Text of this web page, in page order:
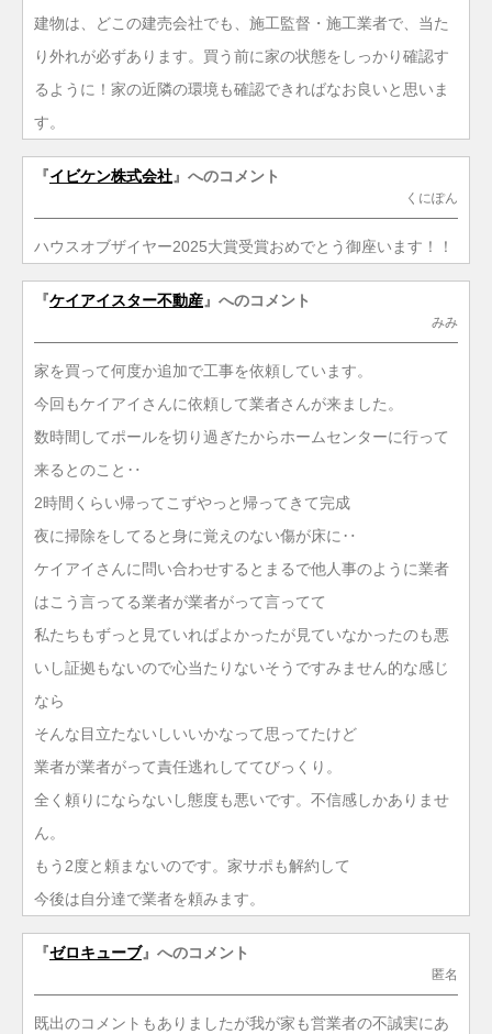
建物は、どこの建売会社でも、施工監督・施工業者で、当た
り外れが必ずあります。買う前に家の状態をしっかり確認す
るように！家の近隣の環境も確認できればなお良いと思いま
す。
『イビケン株式会社 』へのコメント
くにぽん
ハウスオブザイヤー2025大賞受賞おめでとう御座います！！
『ケイアイスター不動産 』へのコメント
みみ
家を買って何度か追加で工事を依頼しています。
今回もケイアイさんに依頼して業者さんが来ました。
数時間してポールを切り過ぎたからホームセンターに行って
来るとのこと‥
2時間くらい帰ってこずやっと帰ってきて完成
夜に掃除をしてると身に覚えのない傷が床に‥
ケイアイさんに問い合わせするとまるで他人事のように業者
はこう言ってる業者が業者がって言ってて
私たちもずっと見ていればよかったが見ていなかったのも悪
いし証拠もないので心当たりないそうですみません的な感じ
なら
そんな目立たないしいいかなって思ってたけど
業者が業者がって責任逃れしててびっくり。
全く頼りにならないし態度も悪いです。不信感しかありませ
ん。
もう2度と頼まないのです。家サポも解約して
今後は自分達で業者を頼みます。
『ゼロキューブ』へのコメント
匿名
既出のコメントもありましたが我が家も営業者の不誠実にあ